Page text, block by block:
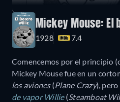
Mickey Mouse: El
1928 7.4
Comencemos por el principio
Mickey Mouse fue en un
los aviones(Plane Crazy),
de vapor Willie(Steamboat